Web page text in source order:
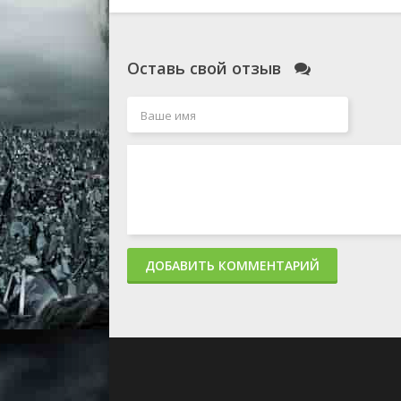
Оставь свой отзыв
ДОБАВИТЬ КОММЕНТАРИЙ